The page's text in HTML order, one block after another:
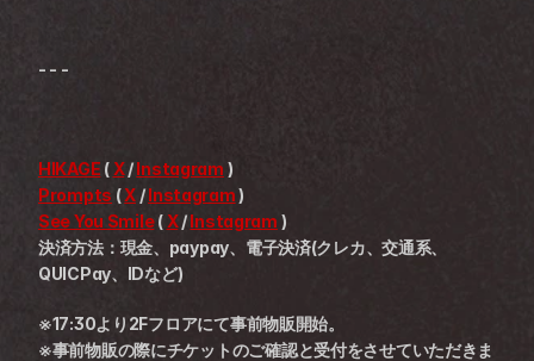
- - -
HIKAGE ( X / Instagram )
Prompts ( X / Instagram )
See You Smile ( X / Instagram )
決済方法：現金、paypay、電子決済(クレカ、交通系、
QUICPay、IDなど)
※17:30より2Fフロアにて事前物販開始。
※事前物販の際にチケットのご確認と受付をさせていただきま